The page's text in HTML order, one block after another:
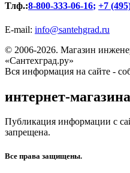
Тлф.:8-800-333-06-16; +7
E-mail: info@santehgrad.ru
© 2006-2026. Магазин
«Сантехград.ру»
Вся информация на сайте -
интернет-
Публикация информации с
запрещена.
Все права защищены.